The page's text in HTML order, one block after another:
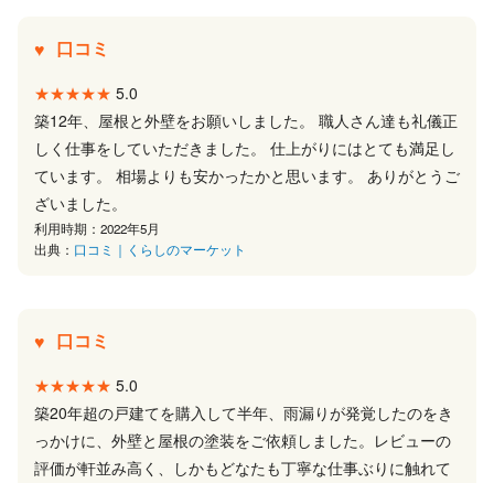
口コミ
★★★★★ 5.0
築12年、屋根と外壁をお願いしました。 職人さん達も礼儀正
しく仕事をしていただきました。 仕上がりにはとても満足し
ています。 相場よりも安かったかと思います。 ありがとうご
ざいました。
利用時期：2022年5月
出典： 口コミ｜くらしのマーケット
口コミ
★★★★★ 5.0
築20年超の戸建てを購入して半年、雨漏りが発覚したのをき
っかけに、外壁と屋根の塗装をご依頼しました。レビューの
評価が軒並み高く、しかもどなたも丁寧な仕事ぶりに触れて